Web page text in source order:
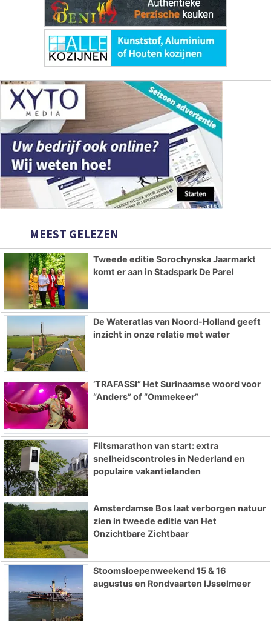
MEEST GELEZEN
Tweede editie Sorochynska Jaarmarkt
komt er aan in Stadspark De Parel
De Wateratlas van Noord-Holland geeft
inzicht in onze relatie met water
‘TRAFASSI” Het Surinaamse woord voor
“Anders” of “Ommekeer”
Flitsmarathon van start: extra
snelheidscontroles in Nederland en
populaire vakantielanden
Amsterdamse Bos laat verborgen natuur
zien in tweede editie van Het
Onzichtbare Zichtbaar
Stoomsloepenweekend 15 & 16
augustus en Rondvaarten IJsselmeer